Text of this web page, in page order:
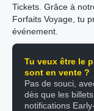
Tickets. Grâce à
Forfaits Voyage, tu
événement.
Tu veux être le
sont en vente ?
Pas de souci,
dès que les
notifications